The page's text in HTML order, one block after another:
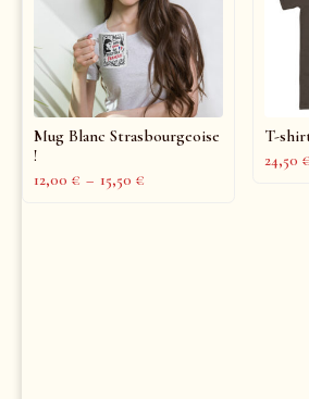
Mug Blanc Strasbourgeoise
!
12,00 € – 15,50 €
T-
24,50 €